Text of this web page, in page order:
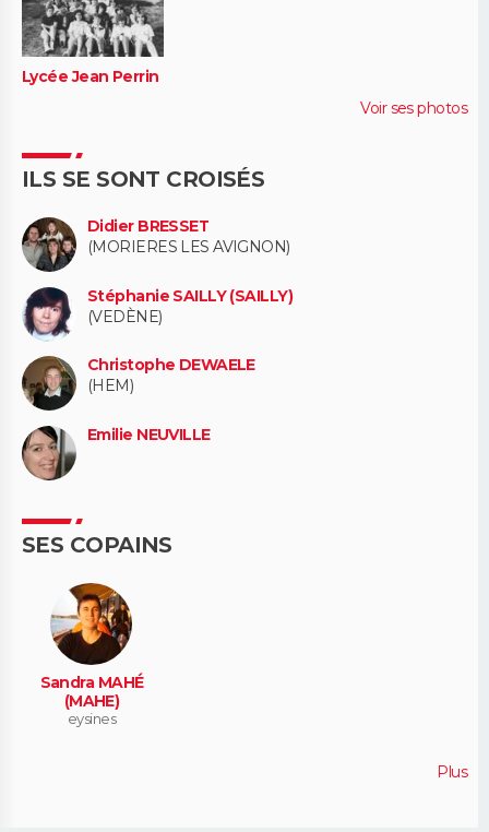
Lycée Jean Perrin
Voir ses photos
ILS SE SONT CROISÉS
Didier BRESSET
(MORIERES LES AVIGNON)
Stéphanie SAILLY (SAILLY)
(VEDÈNE)
Christophe DEWAELE
(HEM)
Emilie NEUVILLE
SES COPAINS
Sandra MAHÉ
(MAHE)
eysines
Plus